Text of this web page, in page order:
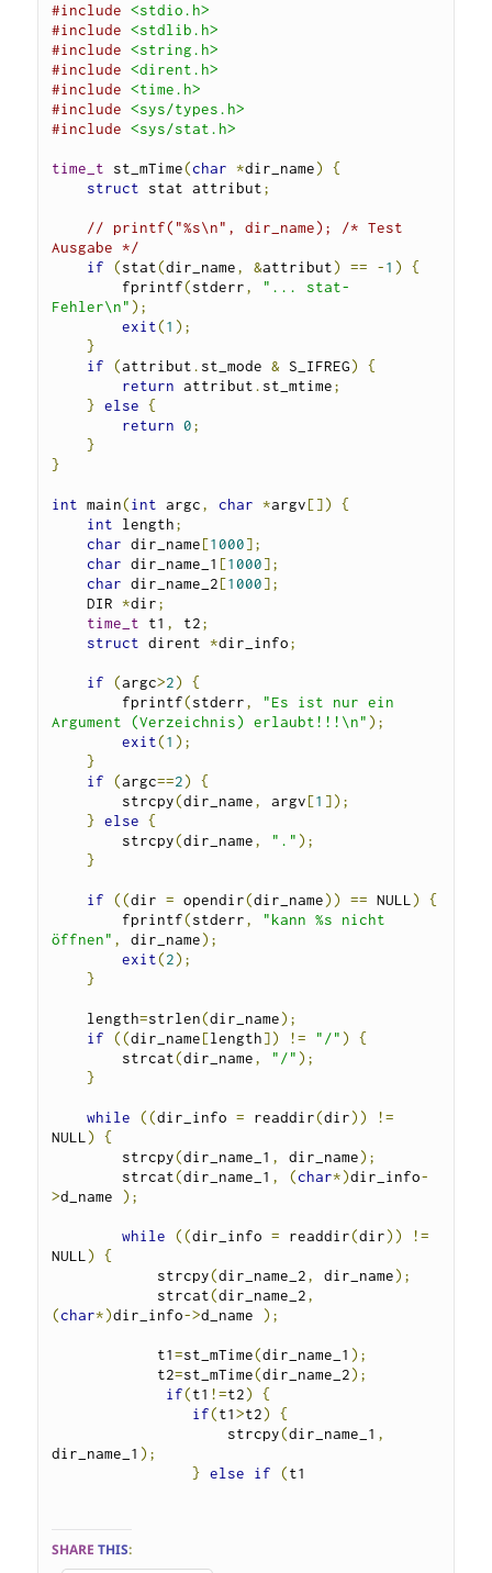
#include <stdio.h>
#include <stdlib.h>
#include <string.h>
#include <dirent.h>
#include <time.h>
#include <sys/types.h>
#include <sys/stat.h>
time_t st_mTime(char *dir_name)
{
struct stat attribut;
// printf("%s\n", dir_name); /* Test
Ausgabe */
if
(stat(dir_name, &attribut) == -1 )
{
        fprintf
(stderr,
"... stat-
Fehler\n" );
exit(1 );
}
if
(attribut. st_mode & S_IFREG)
{
return attribut. st_mtime;
} else {
return 0;
}
}
int main(int argc, char *argv[])
{
int length;
char dir_name[1000];
char dir_name_1 [1000];
char dir_name_2[1000];
    DIR
*dir;
time_t t1 , t2;
struct dirent *dir_info;
if (argc>2)
{
        fprintf
(stderr,
"Es ist nur ein
Argument (Verzeichnis) erlaubt!!!\n" );
exit(1 );
}
if
(argc==2)
{
        strcpy
(dir_name, argv[1 ]);
} else {
        strcpy
(dir_name, "." );
}
if ((dir = opendir(dir_name)) == NULL)
{
        fprintf
(stderr,
"kann %s nicht
öffnen" , dir_name);
exit(2);
}
    length
=strlen(dir_name);
if
((dir_name[length]) != "/" )
{
        strcat
(dir_name, "/" );
}
while ((dir_info = readdir(dir))
!=
NULL)
{
        strcpy
(dir_name_1 , dir_name);
        strcat
(dir_name_1 , (char*)dir_info-
>d_name );
while ((dir_info = readdir(dir))
!=
NULL)
{
            strcpy
(dir_name_2, dir_name);
            strcat
(dir_name_2,
(char*)dir_info->d_name );
            t1
=st_mTime(dir_name_1 );
            t2
=st_mTime(dir_name_2);
if(t1 !=t2)
{
if(t1>t2)
{
                    strcpy
(dir_name_1 ,
dir_name_1 );
} else if (t1
SHARE THIS: